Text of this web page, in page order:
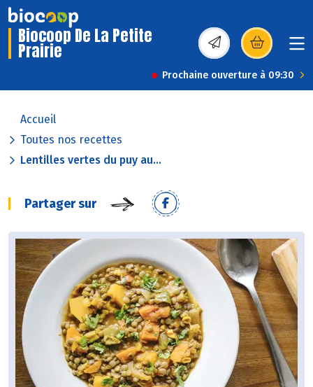
Biocoop De La Petite
Prairie (s’ouvre dans une
Prochaine ouverture à 09:30
Accueil
Toutes nos recettes
Lentilles vertes du puy au...
Partager sur